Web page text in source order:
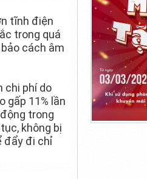
tĩnh điện
trong quá
cách âm
chi phí do
gấp 11% lần
trong
không bị
đẩy đi chỉ